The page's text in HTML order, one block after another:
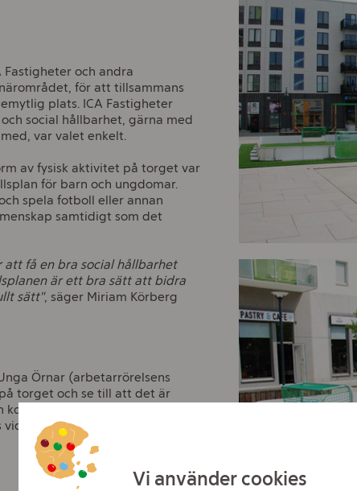
Vi använder cookies
Fastigheter och andra
för att tillsammans
plats. ICA Fastigheter
social hållbarhet, gärna med
var valet enkelt.
av fysisk aktivitet på torget var
för barn och ungdomar.
spela fotboll eller annan
samtidigt som det
att få en bra social hållbarhet
är ett bra sätt att bidra
sätt", säger Miriam Körberg
Örnar (arbetarrörelsens
torget och se till att det är
kommer finnas på torget under
andra evenemang framöver